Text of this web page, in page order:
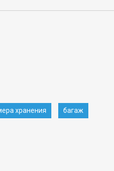
хранения багаж